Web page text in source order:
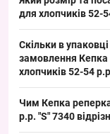
поліестер з
простоту у викладці
для хлопчиків 52-
хлопчиків
кепок, цей ходовий
Скільки в
замовлення
хлопчиків 52-54
замовлення —
Чим Кепка
р.р. "S" 7340